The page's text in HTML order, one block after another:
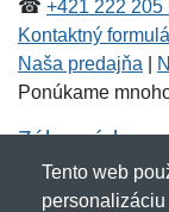
E-mail:
Správa*
Správa*
☎ +421 222 205
Kontaktný
Naša predajňa
Ponúkame
Zákaznícky
Novinky
Tento web